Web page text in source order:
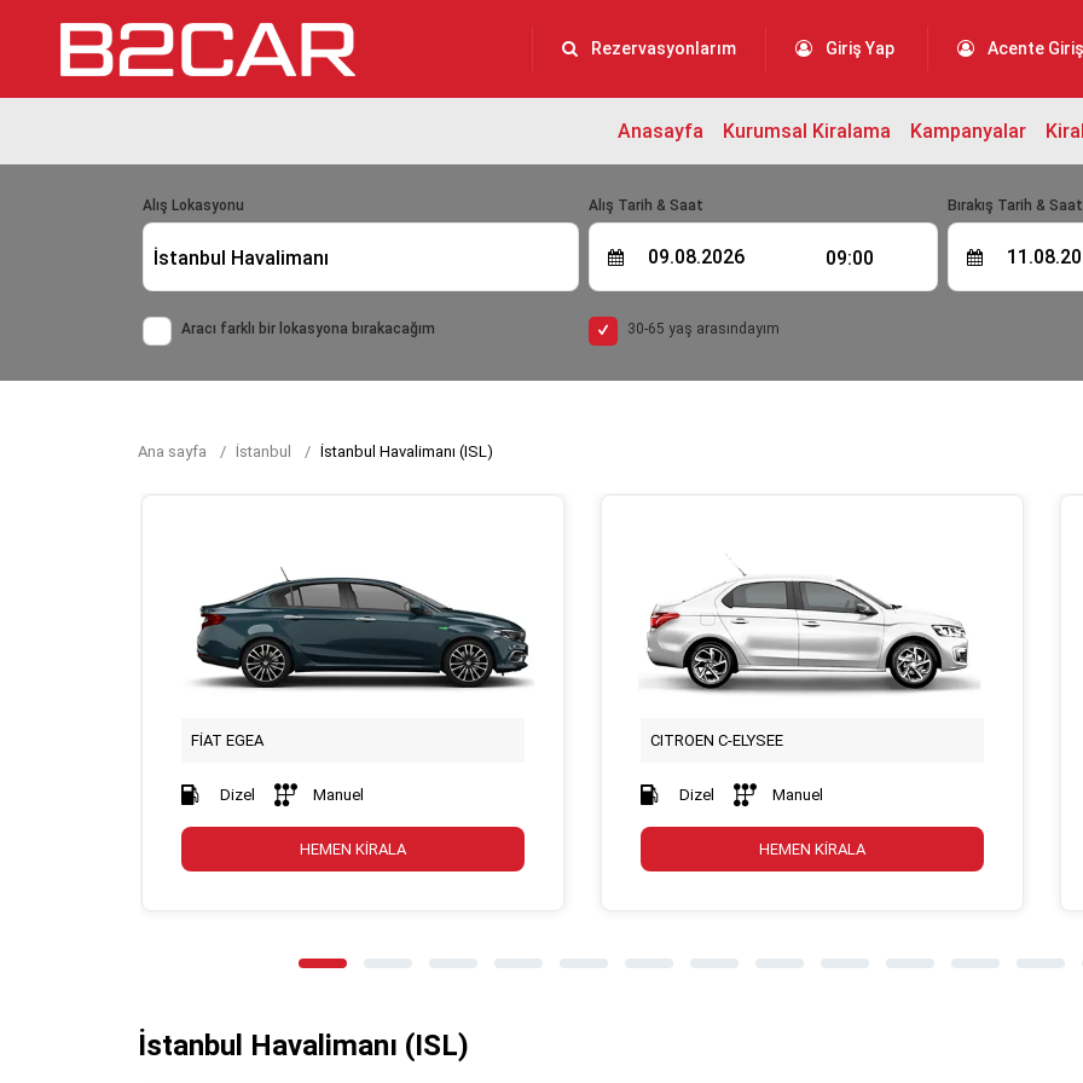
Rezervasyonlarım Giriş Yap Acente
Anasayfa Kurumsal Kiralama Kampanyalar
Alış Lokasyonu
İstanbul Havalimanı
Aracı farklı bir lokasyona bırakacağım
Alış Tarih & Saat
09:00
Bırakış Tarih & Saat
30-65 yaş arasındayım
Ana sayfa İstanbul İstanbul Havalimanı (ISL)
FİAT EGEA
Dizel Manuel
HEMEN KİRALA
CITROEN C-ELYSEE
Dizel Manuel
HEMEN KİRALA
İstanbul Havalimanı (ISL)